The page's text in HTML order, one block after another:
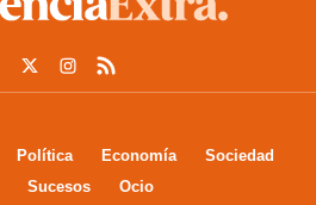
Política Economía
Sociedad
Sucesos Ocio